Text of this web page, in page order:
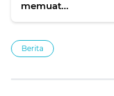
memuat...
Berita